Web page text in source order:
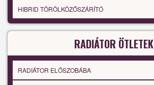
HIBRID TÖRÖLKÖZŐSZÁRÍTÓ
RADIÁTOR ÖTLETEK
RADIÁTOR ELŐSZOBÁBA